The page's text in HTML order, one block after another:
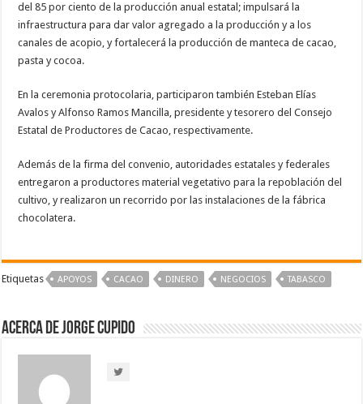
del 85 por ciento de la producción anual estatal; impulsará la
infraestructura para dar valor agregado a la producción y a los
canales de acopio, y fortalecerá la producción de manteca de cacao,
pasta y cocoa.
En la ceremonia protocolaria, participaron también Esteban Elías
Avalos y Alfonso Ramos Mancilla, presidente y tesorero del Consejo
Estatal de Productores de Cacao, respectivamente.
Además de la firma del convenio, autoridades estatales y federales
entregaron a productores material vegetativo para la repoblación del
cultivo, y realizaron un recorrido por las instalaciones de la fábrica
chocolatera.
Etiquetas APOYOS CACAO DINERO NEGOCIOS TABASCO
Acerca de Jorge Cupido